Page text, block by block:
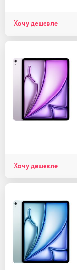
Хочу дешевле
Хочу дешевле